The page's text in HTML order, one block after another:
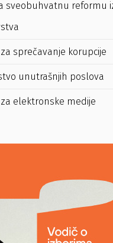
sveobuhvatnu reformu
sprečavanje korupcije
unutrašnjih poslova
za elektronske medije